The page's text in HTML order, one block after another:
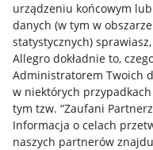
urządzeniu końcowym
danych (w tym w
statystycznych)
Allegro dokładnie to,
Administratorem Twoich
w niektórych
tym tzw. “Zaufani
Informacja o celach
naszych partnerów
Przydatne informacje